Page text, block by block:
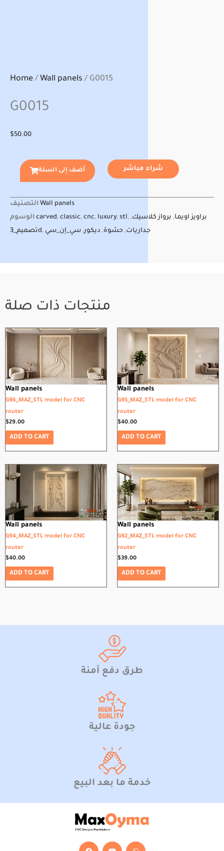
Home / Wall panels / G0015
G0015
$50.00
أضف إلى السلة شراء مباشر
التصنيف Wall panels
الوسوم carved, classic, cnc, luxury, stl, براويز اويما, برواز كلاسيك,
تصميم_3d, جداريات, حشوة, ديكور, سي_إن_سي
منتجات ذات صلة
Wall panels
G96_MAZ_STL model for CNC
router
$29.00
ADD TO CART
Wall panels
G95_MAZ_STL model for CNC
router
$40.00
ADD TO CART
Wall panels
G94_MAZ_STL model for CNC
router
$40.00
ADD TO CART
Wall panels
G92_MAZ_STL model for CNC
router
$39.00
ADD TO CART
طرق دفع آمنة
جودة عالية
خدمة ما بعد البيع
F
Y
W